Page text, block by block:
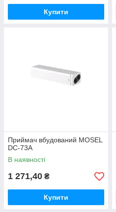
Купити
Приймач вбудований MOSEL
DC-73A
В наявності
1 271,40 ₴
Купити